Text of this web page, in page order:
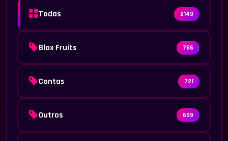
Todas 2149
Blox Fruits 766
Contas 721
Outros 609